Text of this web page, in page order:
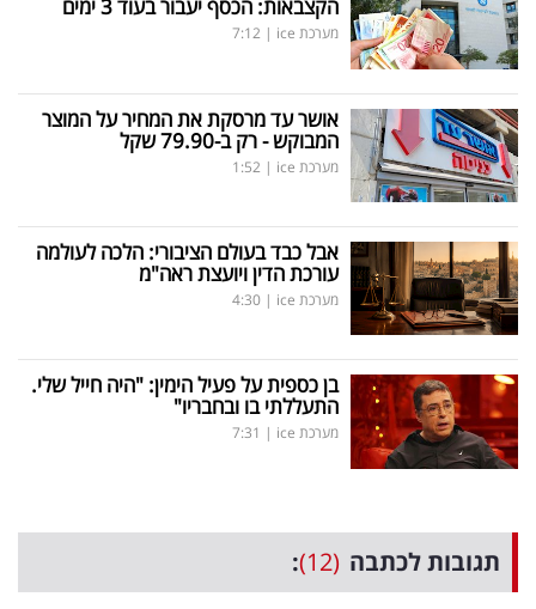
הקצבאות: הכסף יעבור בעוד 3 ימים
מערכת ice |
7:12
אושר עד מרסקת את המחיר על המוצר
המבוקש - רק ב-79.90 שקל
מערכת ice |
1:52
אבל כבד בעולם הציבורי: הלכה לעולמה
עורכת הדין ויועצת ראה"מ
מערכת ice |
4:30
בן כספית על פעיל הימין: "היה חייל שלי.
התעללתי בו ובחבריו"
מערכת ice |
7:31
תגובות לכתבה (12)
: